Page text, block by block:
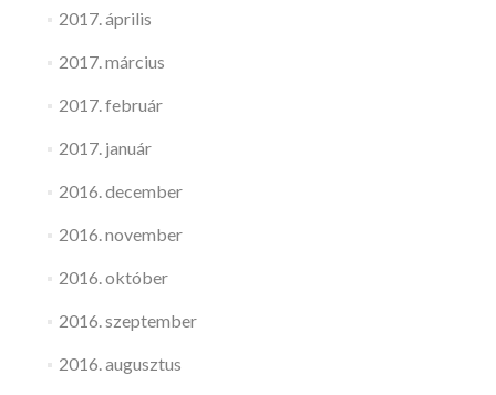
2017. április
2017. március
2017. február
2017. január
2016. december
2016. november
2016. október
2016. szeptember
2016. augusztus